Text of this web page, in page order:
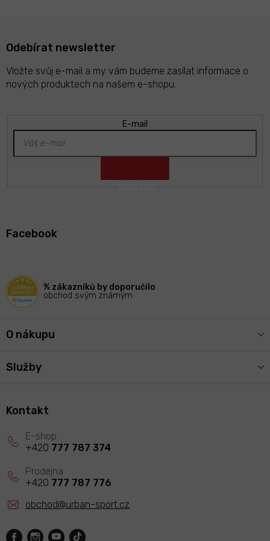
Odebírat newsletter
Vložte svůj e-mail a my vám budeme zasílat informace o
nových produktech na našem e-shopu.
E-mail
Facebook
% zákazníků by doporučilo
obchod svým známým
O nákupu
Služby
Kontakt
obchod@urban-sport.cz
+420 777 787 374
+420 777 787 776